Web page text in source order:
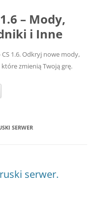
– Mody,
i Inne
1.6. Odkryj nowe mody,
zmienią Twoją grę.
SERWER
serwer.